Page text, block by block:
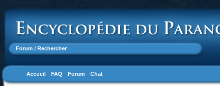
Forum / Rechercher
Accueil FAQ Forum Chat